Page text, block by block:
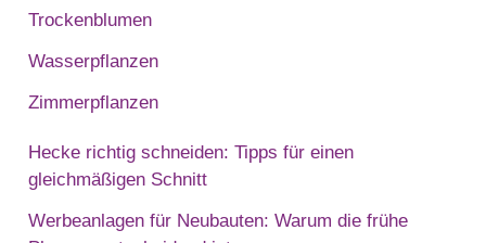
Trockenblumen
Wasserpflanzen
Zimmerpflanzen
Hecke richtig schneiden: Tipps für einen
gleichmäßigen Schnitt
Werbeanlagen für Neubauten: Warum die frühe